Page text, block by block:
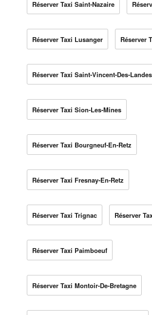
Réserver Taxi Saint-Nazaire
Réserver Taxi Lusanger Réserver
Réserver Taxi Saint-Vincent-Des-Landes
Réserver Taxi Sion-Les-Mines
Réserver Taxi Bourgneuf-En-Retz
Réserver Taxi Fresnay-En-Retz
Réserver Taxi Trignac Réserver
Réserver Taxi Paimboeuf
Réserver Taxi Montoir-De-Bretagne